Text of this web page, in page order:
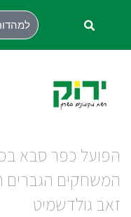
הפועל כפר סבא
המשחקים הגברים
זאב גולדשמיט